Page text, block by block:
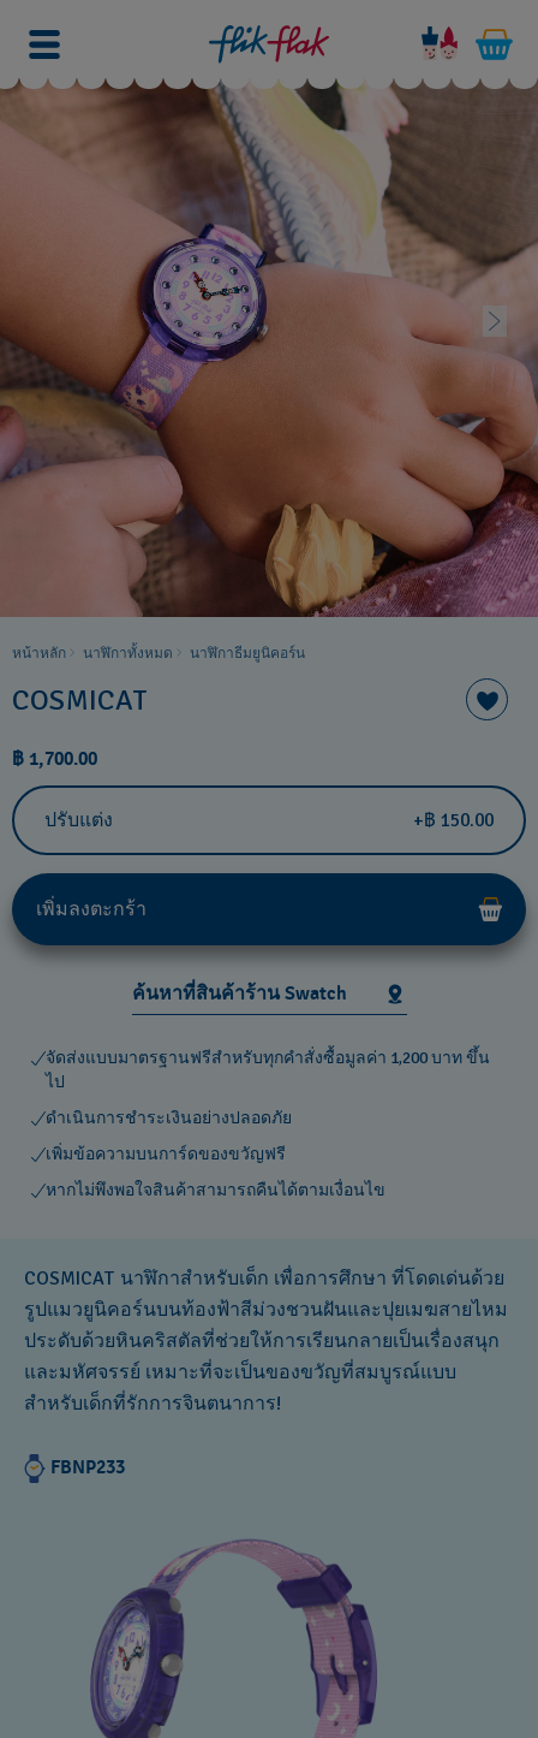
หน้าหลัก นาฬิกาทั้งหมด นาฬิกาธีมยูนิคอร์น
COSMICAT
฿ 1,700.00
ปรับแต่ง +฿ 150.00
เพิ่มลงตะกร้า
ค้นหาที่สินค้าร้าน Swatch
จัดส่งแบบมาตรฐานฟรีสำหรับทุกคำสั่งซื้อมูลค่า 1,200 บาท ขึ้น
ไป
ดำเนินการชำระเงินอย่างปลอดภัย
เพิ่มข้อความบนการ์ดของขวัญฟรี
หากไม่พึงพอใจสินค้าสามารถคืนได้ตามเงื่อนไข
COSMICAT นาฬิกาสำหรับเด็ก เพื่อการศึกษา ที่โดดเด่นด้วย
รูปแมวยูนิคอร์นบนท้องฟ้าสีม่วงชวนฝันและปุยเมฆสายไหม
ประดับด้วยหินคริสตัลที่ช่วยให้การเรียนกลายเป็นเรื่องสนุก
และมหัศจรรย์ เหมาะที่จะเป็นของขวัญที่สมบูรณ์แบบ
สำหรับเด็กที่รักการจินตนาการ!
FBNP233